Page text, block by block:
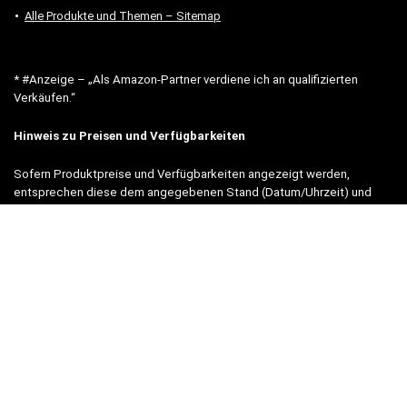
Alle Produkte und Themen – Sitemap
* #Anzeige – „Als Amazon-Partner verdiene ich an qualifizierten
Verkäufen.“
Hinweis zu Preisen und Verfügbarkeiten
Sofern Produktpreise und Verfügbarkeiten angezeigt werden,
entsprechen diese dem angegebenen Stand (Datum/Uhrzeit) und